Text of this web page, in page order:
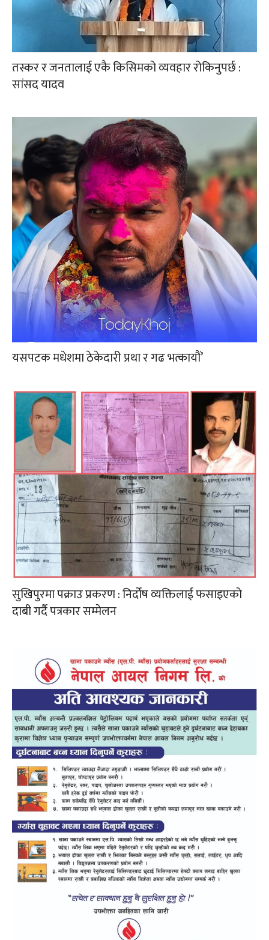
तस्कर र जनतालाई एकै किसिमको व्यवहार रोकिनुपर्छ :
सांसद यादव
यसपटक मधेशमा ठेकेदारी प्रथा र गढ भत्कायौं’
सुखिपुरमा पक्राउ प्रकरण : निर्दोष व्यक्तिलाई फसाइएको
दाबी गर्दै पत्रकार सम्मेलन